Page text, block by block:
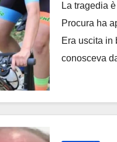
un’auto
La tragedia
Procura ha
Era uscita in
conosceva